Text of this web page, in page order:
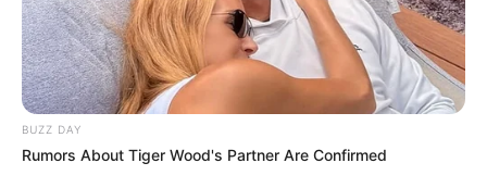
BUZZ DAY
Rumors About Tiger Wood's Partner Are Confirmed